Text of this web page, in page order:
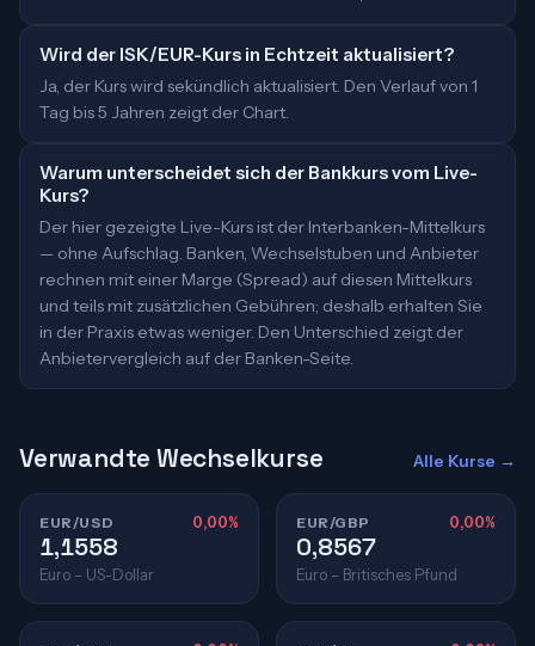
Wird der ISK/EUR-Kurs in Echtzeit aktualisiert?
Ja, der Kurs wird sekündlich aktualisiert. Den Verlauf von 1
Tag bis 5 Jahren zeigt der Chart.
Warum unterscheidet sich der Bankkurs vom Live-
Kurs?
Der hier gezeigte Live-Kurs ist der Interbanken-Mittelkurs
— ohne Aufschlag. Banken, Wechselstuben und Anbieter
rechnen mit einer Marge (Spread) auf diesen Mittelkurs
und teils mit zusätzlichen Gebühren; deshalb erhalten Sie
in der Praxis etwas weniger. Den Unterschied zeigt der
Anbietervergleich auf der Banken-Seite.
Verwandte Wechselkurse Alle Kurse →
EUR/USD 0,00%
1,1558
Euro – US-Dollar
EUR/GBP 0,00%
0,8567
Euro – Britisches Pfund